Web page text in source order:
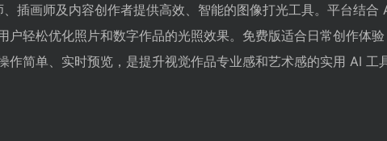
插画师及内容创作者提供高效、智能的图像打光工具。平台结合
户轻松优化照片和数字作品的光照效果。免费版适合日常创作体
作简单、实时预览，是提升视觉作品专业感和艺术感的实用 AI 工